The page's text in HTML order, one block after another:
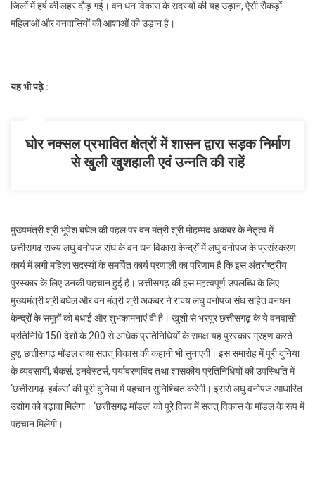
जिलों में हर्ष की लहर दौड़ गई। वन धन विकास के सदस्यों की यह उड़ान, ऐसी सैकड़ों
महिलाओं और वनवासियों की आशाओं की उड़ान है।
यह भी पढ़े :
घोर नक्सल प्रभावित क्षेत्रों में शासन द्वारा सड़क निर्माण
से खुली खुशहाली एवं उन्नति की राहें
मुख्यमंत्री श्री भूपेश बघेल की पहल पर वन मंत्री श्री मोहम्मद अकबर के नेतृत्व में
छत्तीसगढ़ राज्य लघु वनोपज संघ के वन धन विकास केन्द्रों में लघु वनोपज के प्रसंस्करण
कार्य में लगी महिला सदस्यों के समर्पित कार्य प्रणाली का परिणाम है कि इस अंतर्राष्ट्रीय
पुरस्कार के लिए उनकी पहचान हुई है। छत्तीसगढ़ की इस महत्वपूर्ण उपलब्धि के लिए
मुख्यमंत्री श्री बघेल और वन मंत्री श्री अकबर ने राज्य लघु वनोपज संघ सहित वनधन
केन्द्रों के समूहों को बधाई और शुभकामनाएं दी है। खुशी से भरपूर छत्तीसगढ़ के ये वनवासी
प्रतिनिधि 150 देशों के 200 से अधिक प्रतिनिधियों के समक्ष यह पुरस्कार ग्रहण करते
हुए, छत्तीसगढ़ मॉडल तथा सतत् विकास की कहानी भी सुनाएगी। इस समारोह में पूरी दुनिया
के व्यवसायी, बैंकर्स, इनवेस्टर्स, पर्यावरणविद तथा शासकीय प्रतिनिधियों की उपस्थिति में
‘छत्तीसगढ़-हर्बल्स’ की पूरी दुनिया में पहचान सुनिश्चित करेगी। इससे लघु वनोपज आधारित
उद्योग को बढ़ावा मिलेगा। ‘छत्तीसगढ़ मॉडल’ को पूरे विश्व में सतत् विकास के मॉडल के रूप में
पहचान मिलेगी।